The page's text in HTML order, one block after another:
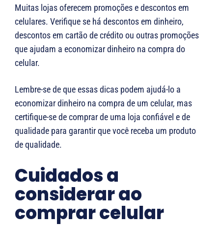
Muitas lojas oferecem promoções e descontos em
celulares. Verifique se há descontos em dinheiro,
descontos em cartão de crédito ou outras promoções
que ajudam a economizar dinheiro na compra do
celular.
Lembre-se de que essas dicas podem ajudá-lo a
economizar dinheiro na compra de um celular, mas
certifique-se de comprar de uma loja confiável e de
qualidade para garantir que você receba um produto
de qualidade.
Cuidados a
considerar ao
comprar celular